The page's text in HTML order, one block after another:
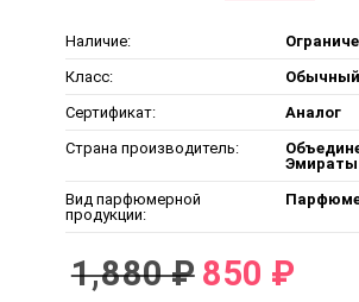
Наличие:
Класс:
Обычный
Сертификат:
Аналог
Страна производитель:
Эмираты
Вид парфюмерной
продукции:
1,880 ₽ 850 ₽